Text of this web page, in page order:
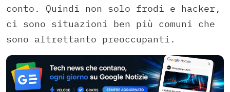
conto. Quindi non solo frodi e hacker,
ci sono situazioni ben più comuni che
sono altrettanto preoccupanti.